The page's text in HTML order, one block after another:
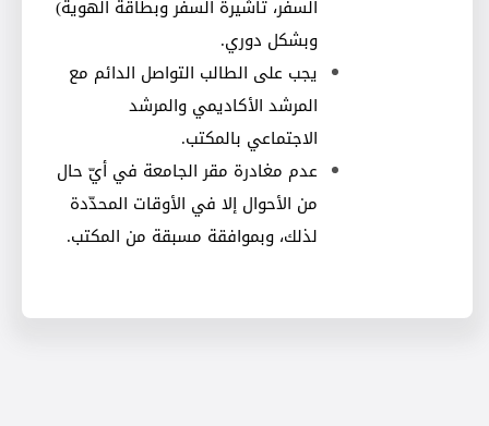
السفر، تأشيرة السفر وبطاقة الهوية)
وبشكل دوري.
يجب على الطالب التواصل الدائم مع
المرشد الأكاديمي والمرشد
الاجتماعي بالمكتب.
عدم مغادرة مقر الجامعة في أيّ حال
من الأحوال إلا في الأوقات المحدّدة
لذلك، وبموافقة مسبقة من المكتب.